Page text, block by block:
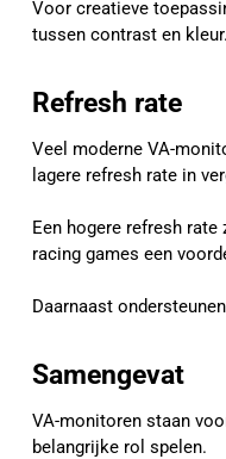
Voor creatieve
tussen contrast en kleur.
Refresh rate
Veel moderne VA-
lagere refresh rate in
Een hogere refresh
racing games een
Daarnaast
Samengevat
VA-monitoren staan
belangrijke rol spelen.